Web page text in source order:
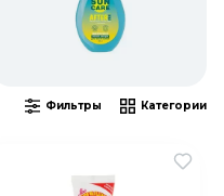
Фильтры Категории